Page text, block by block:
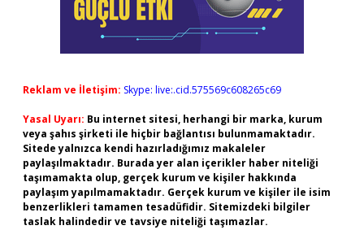
Reklam ve İletişim: Skype: live:.cid.575569c608265c69
Yasal Uyarı: Bu internet sitesi, herhangi bir marka, kurum
veya şahıs şirketi ile hiçbir bağlantısı bulunmamaktadır.
Sitede yalnızca kendi hazırladığımız makaleler
paylaşılmaktadır. Burada yer alan içerikler haber niteliği
taşımamakta olup, gerçek kurum ve kişiler hakkında
paylaşım yapılmamaktadır. Gerçek kurum ve kişiler ile isim
benzerlikleri tamamen tesadüfidir. Sitemizdeki bilgiler
taslak halindedir ve tavsiye niteliği taşımazlar.